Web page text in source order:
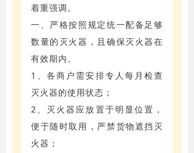
着重强调。
一、严格按照规定统一配备足够
数量的灭火器，且确保灭火器在
有效期内。
1、各商户需安排专人每月检查
灭火器的使用状态；
2、灭火器应放置于明显位置，
便于随时取用，严禁货物遮挡灭
火器；